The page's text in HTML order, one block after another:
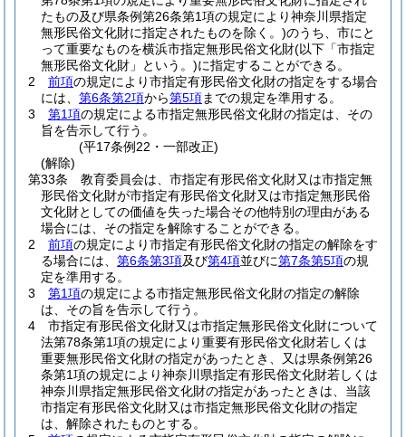
たもの及び県条例第26条第1項の規定により神奈川県指定
無形民俗文化財に指定されたものを除く。)のうち、市にと
って重要なものを横浜市指定無形民俗文化財(以下「市指定
無形民俗文化財」という。)に指定することができる。
2
前項の規定により市指定有形民俗文化財の指定をする場合
には、 第6条第2項から第5項までの規定を準用する。
3
第1項の規定による市指定無形民俗文化財の指定は、その
旨を告示して行う。
(平17条例22・一部改正)
(解除)
第33条
教育委員会は、市指定有形民俗文化財又は市指定無
形民俗文化財が市指定有形民俗文化財又は市指定無形民俗
文化財としての価値を失った場合その他特別の理由がある
場合には、その指定を解除することができる。
2
前項の規定により市指定有形民俗文化財の指定の解除をす
る場合には、 第6条第3項及び第4項並びに第7条第5項の規
定を準用する。
3
第1項の規定による市指定無形民俗文化財の指定の解除
は、その旨を告示して行う。
4
市指定有形民俗文化財又は市指定無形民俗文化財について
法第78条第1項の規定により重要有形民俗文化財若しくは
重要無形民俗文化財の指定があったとき、又は県条例第26
条第1項の規定により神奈川県指定有形民俗文化財若しくは
神奈川県指定無形民俗文化財の指定があったときは、当該
市指定有形民俗文化財又は市指定無形民俗文化財の指定
は、解除されたものとする。